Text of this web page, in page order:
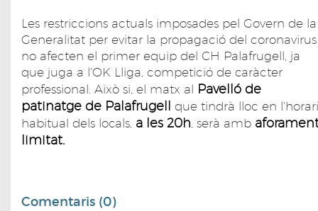
Les restriccions actuals imposades pel Govern de la
Generalitat per evitar la propagació del coronavirus
no afecten el primer equip del CH Palafrugell, ja
que juga a l'OK Lliga, competició de caràcter
professional. Això si, el matx al Pavelló de
patinatge de Palafrugell
que tindrà lloc en l'horari
habitual dels locals, a les 20h, serà amb
limitat.
Comentaris (0)